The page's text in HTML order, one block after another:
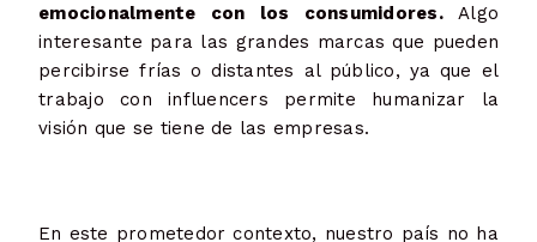
emocionalmente con los consumidores. Algo
interesante para las grandes marcas que pueden
percibirse frías o distantes al público, ya que el
trabajo con influencers permite humanizar la
visión que se tiene de las empresas.
En este prometedor contexto, nuestro país no ha